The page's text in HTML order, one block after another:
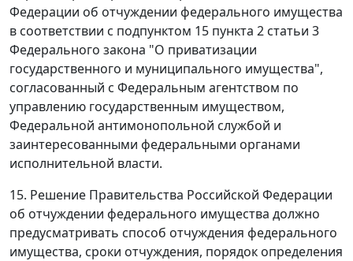
Федерации об отчуждении федерального имущества
в соответствии с подпунктом 15 пункта 2 статьи 3
Федерального закона "О приватизации
государственного и муниципального имущества",
согласованный с Федеральным агентством по
управлению государственным имуществом,
Федеральной антимонопольной службой и
заинтересованными федеральными органами
исполнительной власти.
15. Решение Правительства Российской Федерации
об отчуждении федерального имущества должно
предусматривать способ отчуждения федерального
имущества, сроки отчуждения, порядок определения